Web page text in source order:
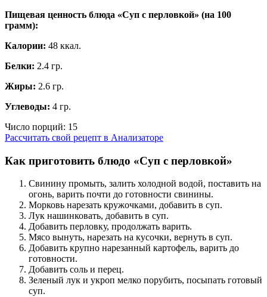
Пищевая ценность блюда «Суп с перловкой» (на 100
грамм):
Калории: 48 ккал.
Белки: 2.4 гр.
Жиры: 2.6 гр.
Углеводы: 4 гр.
Число порций: 15
Рассчитать свой рецепт в Анализаторе
Как приготовить блюдо «Суп с перловкой»
Свинину промыть, залить холодной водой, поставить на
огонь, варить почти до готовности свинины.
Морковь нарезать кружочками, добавить в суп.
Лук нашинковать, добавить в суп.
Добавить перловку, продолжать варить.
Мясо вынуть, нарезать на кусочки, вернуть в суп.
Добавить крупно нарезанный картофель, варить до
готовности.
Добавить соль и перец.
Зеленый лук и укроп мелко порубить, посыпать готовый
суп.